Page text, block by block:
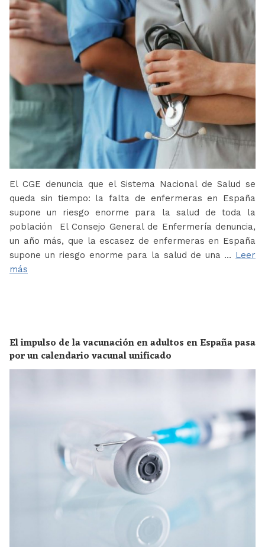
población
El CGE denuncia que el Sistema Nacional de Salud se
queda sin tiempo: la falta de enfermeras en España
supone un riesgo enorme para la salud de toda la
población El Consejo General de Enfermería denuncia,
un año más, que la escasez de enfermeras en España
supone un riesgo enorme para la salud de una … Leer
más
El impulso de la vacunación en adultos en España pasa
por un calendario vacunal unificado